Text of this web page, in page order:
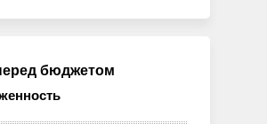
бюджетом